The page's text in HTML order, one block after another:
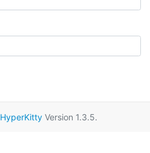
HyperKittyVersion 1.3.5.